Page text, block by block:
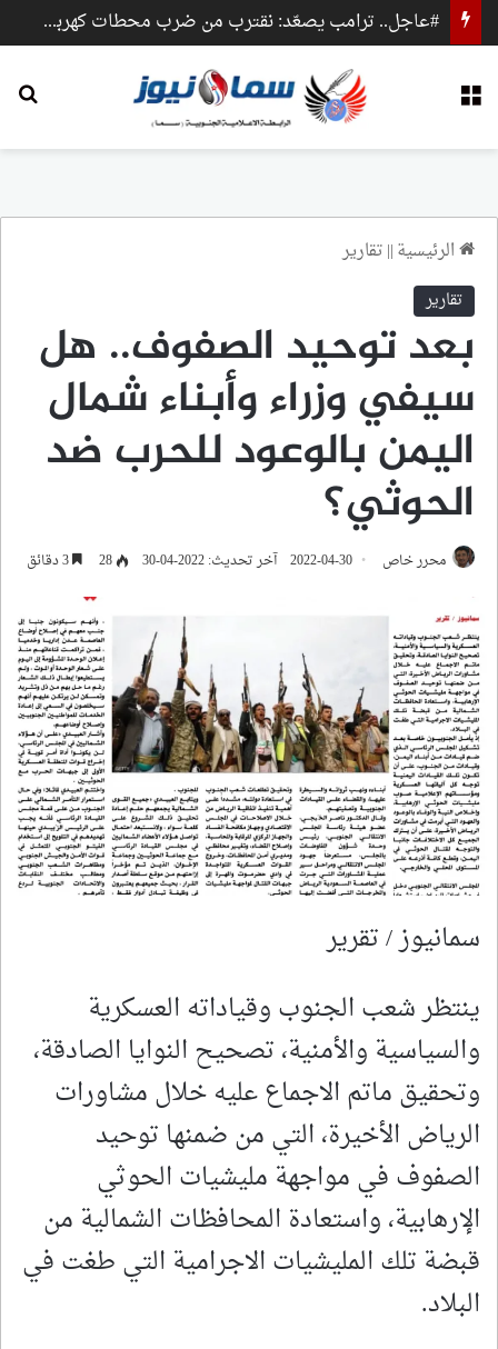
#عاجل.. ترامب يصعّد: نقترب من ضرب محطات كهرباء وجسور داخل إيران
الرئيسية||تقارير
تقارير
بعد توحيد الصفوف.. هل
سيفي وزراء وأبناء شمال
اليمن بالوعود للحرب ضد
الحوثي؟
محرر خاص 2022-04-30 آخر تحديث: 2022-04-30 28
سمانيوز / تقرير
ينتظر شعب الجنوب وقياداته العسكرية
والسياسية والأمنية، تصحيح النوايا الصادقة،
وتحقيق ماتم الاجماع عليه خلال مشاورات
الرياض الأخيرة، التي من ضمنها توحيد
الصفوف في مواجهة مليشيات الحوثي
الإرهابية، واستعادة المحافظات الشمالية من
قبضة تلك المليشيات الاجرامية التي طغت في
البلاد.